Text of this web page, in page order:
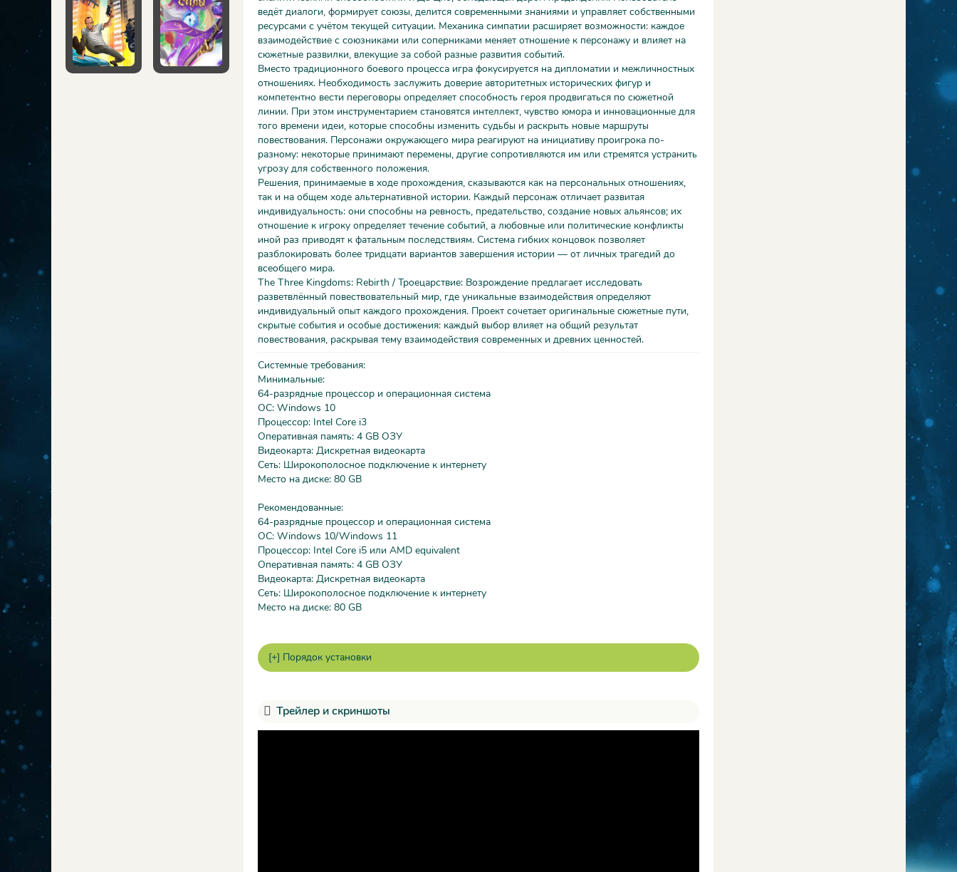
ведёт диалоги, формирует союзы, делится современными знаниями и управляет собственными
ресурсами с учётом текущей ситуации. Механика симпатии расширяет возможности: каждое
взаимодействие с союзниками или соперниками меняет отношение к персонажу и влияет на
сюжетные развилки, влекущие за собой разные развития событий.
Вместо традиционного боевого процесса игра фокусируется на дипломатии и межличностных
отношениях. Необходимость заслужить доверие авторитетных исторических фигур и
компетентно вести переговоры определяет способность героя продвигаться по сюжетной
линии. При этом инструментарием становятся интеллект, чувство юмора и инновационные для
того времени идеи, которые способны изменить судьбы и раскрыть новые маршруты
повествования. Персонажи окружающего мира реагируют на инициативу проигрока по-
разному: некоторые принимают перемены, другие сопротивляются им или стремятся устранить
угрозу для собственного положения.
Решения, принимаемые в ходе прохождения, сказываются как на персональных отношениях,
так и на общем ходе альтернативной истории. Каждый персонаж отличает развитая
индивидуальность: они способны на ревность, предательство, создание новых альянсов; их
отношение к игроку определяет течение событий, а любовные или политические конфликты
иной раз приводят к фатальным последствиям. Система гибких концовок позволяет
разблокировать более тридцати вариантов завершения истории — от личных трагедий до
всеобщего мира.
The Three Kingdoms: Rebirth / Троецарствие: Возрождение предлагает исследовать
разветвлённый повествовательный мир, где уникальные взаимодействия определяют
индивидуальный опыт каждого прохождения. Проект сочетает оригинальные сюжетные пути,
скрытые события и особые достижения: каждый выбор влияет на общий результат
повествования, раскрывая тему взаимодействия современных и древних ценностей.
Системные требования:
Минимальные:
64-разрядные процессор и операционная система
ОС: Windows 10
Процессор: Intel Core i3
Оперативная память: 4 GB ОЗУ
Видеокарта: Дискретная видеокарта
Сеть: Широкополосное подключение к интернету
Место на диске: 80 GB
Рекомендованные:
64-разрядные процессор и операционная система
ОС: Windows 10/Windows 11
Процессор: Intel Core i5 или AMD equivalent
Оперативная память: 4 GB ОЗУ
Видеокарта: Дискретная видеокарта
Сеть: Широкополосное подключение к интернету
Место на диске: 80 GB
Трейлер и скриншоты